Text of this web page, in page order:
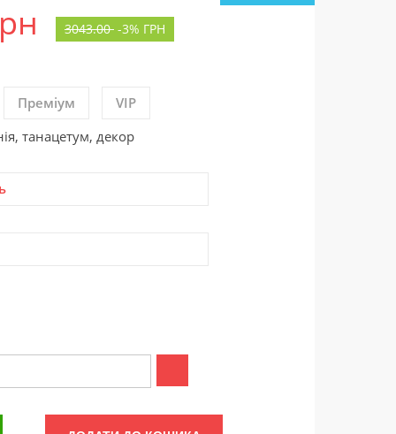
3043.00 -3% ГРН
Преміум VIP
танацетум, декор